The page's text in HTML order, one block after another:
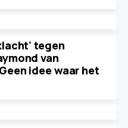
tegen
van
idee waar het